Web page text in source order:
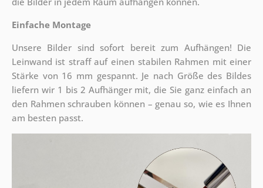
Einfache Montage
Unsere Bilder sind sofort bereit zum Aufhängen! Die
Leinwand ist straff auf einen stabilen Rahmen mit einer
Stärke von 16 mm gespannt. Je nach Größe des Bildes
liefern wir 1 bis 2 Aufhänger mit, die Sie ganz einfach an
den Rahmen schrauben können – genau so, wie es Ihnen
am besten passt.